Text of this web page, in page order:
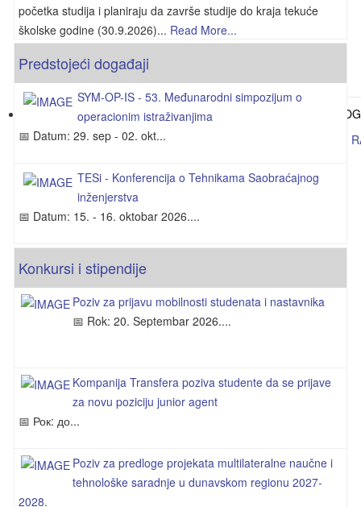
PROVERA ISPUNJENOSTI USLOVA ZA ODBRANU ZAVRŠNOG
početka studija i planiraju da završe studije do kraja tekuće
školske godine (30.9.2026)... Read More...
Predstojeći događaji
SYM-OP-IS - 53. Međunarodni simpozijum o
operacionim istraživanjima
📅 Datum: 29. sep - 02. okt...
TESi - Konferencija o Tehnikama Saobraćajnog
inženjerstva
📅 Datum: 15. - 16. oktobar 2026....
Konkursi i stipendije
Poziv za prijavu mobilnosti studenata i nastavnika
📅 Rok: 20. Septembar 2026....
Kompanija Transfera poziva studente da se prijave
za novu poziciju junior agent
📅 Рок: до...
Poziv za predloge projekata multilateralne naučne i
tehnološke saradnje u dunavskom regionu 2027-
2028.